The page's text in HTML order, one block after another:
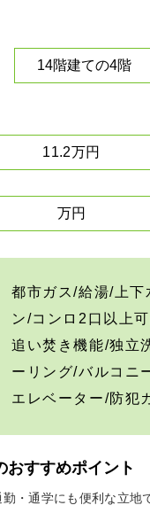
14階建ての4階
11.2万円
万円
都市ガス/給湯/上
ン/コンロ2口以上
追い焚き機能/独立
ーリング/バルコニ
エレベーター/防犯
おすすめポイント
・通学にも便利な立